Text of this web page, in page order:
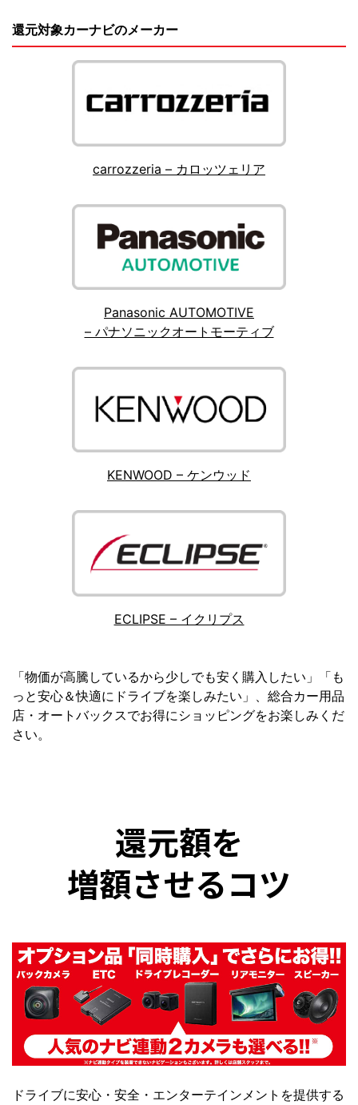
還元対象カーナビのメーカー
carrozzeria – カロッツェリア
Panasonic AUTOMOTIVE
– パナソニックオートモーティブ
KENWOOD – ケンウッド
ECLIPSE – イクリプス
「物価が高騰しているから少しでも安く購入したい」「も
っと安心＆快適にドライブを楽しみたい」、総合カー用品
店・オートバックスでお得にショッピングをお楽しみくだ
さい。
還元額を
増額させるコツ
ドライブに安心・安全・エンターテインメントを提供する